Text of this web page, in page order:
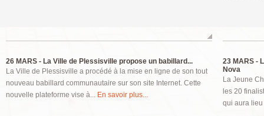
26 MARS - La Ville de Plessisville propose un babillard...
La Ville de Plessisville a procédé à la mise en ligne de son tout
nouveau babillard communautaire sur son site Internet. Cette
nouvelle plateforme vise à... En savoir plus...
23 MARS -
Nova
La Jeune
les 20
qui aura